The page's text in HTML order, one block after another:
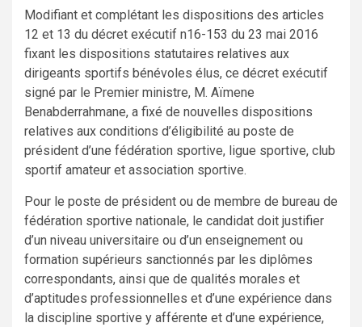
Modifiant et complétant les dispositions des articles
12 et 13 du décret exécutif n16-153 du 23 mai 2016
fixant les dispositions statutaires relatives aux
dirigeants sportifs bénévoles élus, ce décret exécutif
signé par le Premier ministre, M. Aïmene
Benabderrahmane, a fixé de nouvelles dispositions
relatives aux conditions d’éligibilité au poste de
président d’une fédération sportive, ligue sportive, club
sportif amateur et association sportive.
Pour le poste de président ou de membre de bureau de
fédération sportive nationale, le candidat doit justifier
d’un niveau universitaire ou d’un enseignement ou
formation supérieurs sanctionnés par les diplômes
correspondants, ainsi que de qualités morales et
d’aptitudes professionnelles et d’une expérience dans
la discipline sportive y afférente et d’une expérience,